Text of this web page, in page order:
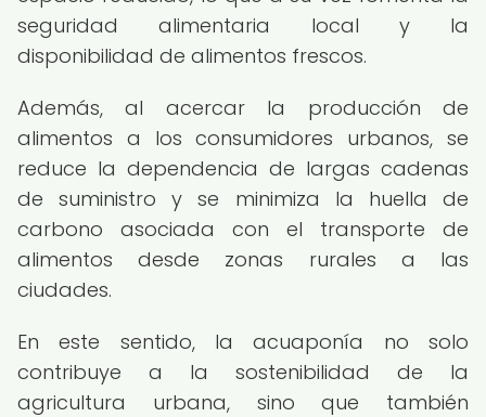
seguridad alimentaria local y la
disponibilidad de alimentos frescos.
Además, al acercar la producción de
alimentos a los consumidores urbanos, se
reduce la dependencia de largas cadenas
de suministro y se minimiza la huella de
carbono asociada con el transporte de
alimentos desde zonas rurales a las
ciudades.
En este sentido, la acuaponía no solo
contribuye a la sostenibilidad de la
agricultura urbana, sino que también